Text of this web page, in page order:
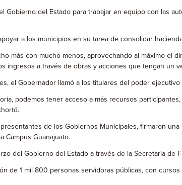
Gobierno del Estado para trabajar en equipo con las
a los municipios en su tarea de consolidar
más con mucho menos, aprovechando al máximo
ingresos a través de obras y acciones que tengan
el Gobernador llamó a los titulares del poder
podemos tener acceso a más recursos
de los Gobiernos Municipales, firmaron
Campus Guanajuato.
del Gobierno del Estado a través de la Secretaría
de 1 mil 800 personas servidoras públicas, con